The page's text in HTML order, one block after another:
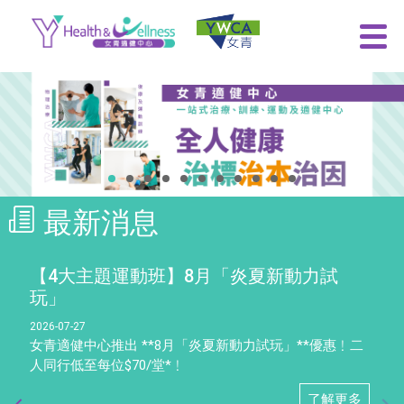
最新消息
【4大主題運動班】8月「炎夏新動力試
玩」
2026-07-27
女青適健中心推出 **8月「炎夏新動力試玩」**優惠﹗二
人同行低至每位$70/堂*﹗
了解更多